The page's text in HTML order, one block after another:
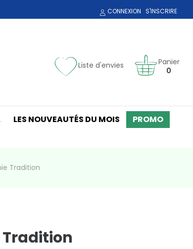
CONNEXION S'INSCRIRE
Liste d'envies
Panier
0
LES NOUVEAUTÉS DU MOIS PROMO
Tradition